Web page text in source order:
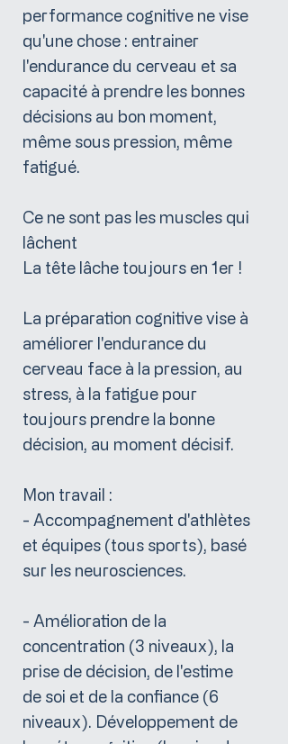
performance cognitive ne vise
qu'une chose : entrainer
l'endurance du cerveau et sa
capacité à prendre les bonnes
décisions au bon moment,
même sous pression, même
fatigué.
Ce ne sont pas les muscles qui
lâchent
La tête lâche toujours en 1er !
La préparation cognitive vise à
améliorer l'endurance du
cerveau face à la pression, au
stress, à la fatigue pour
toujours prendre la bonne
décision, au moment décisif.
Mon travail :
- Accompagnement d'athlètes
et équipes (tous sports), basé
sur les neurosciences.
- Amélioration de la
concentration (3 niveaux), la
prise de décision, de l'estime
de soi et de la confiance (6
niveaux). Développement de